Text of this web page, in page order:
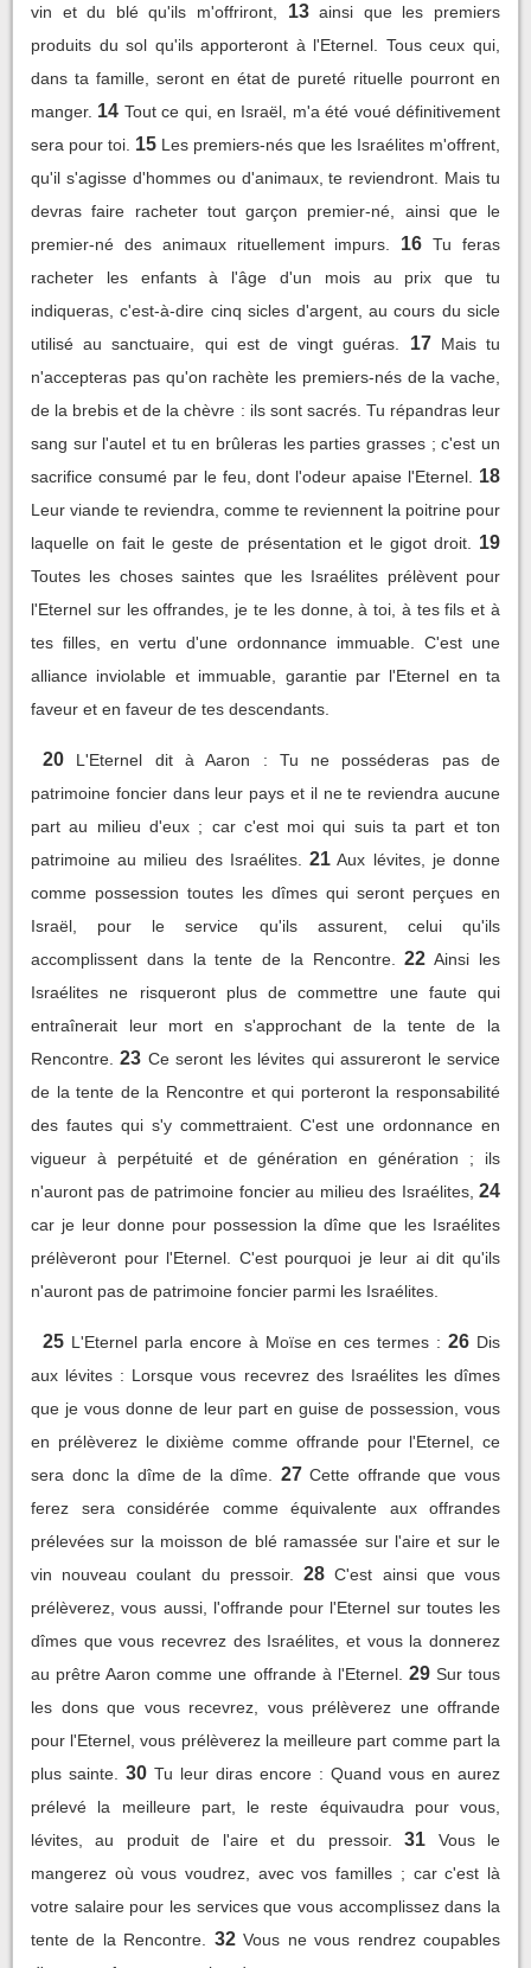
vin et du blé qu'ils m'offriront,
13 ainsi que les premiers
produits du sol qu'ils apporteront à l'Eternel. Tous ceux qui,
dans ta famille, seront en état de pureté rituelle pourront en
manger. 14 Tout ce qui, en Israël, m'a été voué définitivement
sera pour toi. 15 Les premiers-nés que les Israélites m'offrent,
qu'il s'agisse d'hommes ou d'animaux, te reviendront. Mais tu
devras faire racheter tout garçon premier-né, ainsi que le
premier-né des animaux rituellement impurs.
16 Tu feras
racheter les enfants à l'âge d'un mois au prix que tu
indiqueras, c'est-à-dire cinq sicles d'argent, au cours du sicle
utilisé au sanctuaire, qui est de vingt guéras.
17 Mais tu
n'accepteras pas qu'on rachète les premiers-nés de la vache,
de la brebis et de la chèvre : ils sont sacrés. Tu répandras leur
sang sur l'autel et tu en brûleras les parties grasses ; c'est un
sacrifice consumé par le feu, dont l'odeur apaise l'Eternel.
18
Leur viande te reviendra, comme te reviennent la poitrine pour
laquelle on fait le geste de présentation et le gigot droit.
19
Toutes les choses saintes que les Israélites prélèvent pour
l'Eternel sur les offrandes, je te les donne, à toi, à tes fils et à
tes filles, en vertu d'une ordonnance immuable. C'est une
alliance inviolable et immuable, garantie par l'Eternel en ta
faveur et en faveur de tes descendants.
20
L'Eternel dit à Aaron : Tu ne posséderas pas de
patrimoine foncier dans leur pays et il ne te reviendra aucune
part au milieu d'eux ; car c'est moi qui suis ta part et ton
patrimoine au milieu des Israélites.
21 Aux lévites, je donne
comme possession toutes les dîmes qui seront perçues en
Israël, pour le service qu'ils assurent, celui qu'ils
accomplissent dans la tente de la Rencontre.
22 Ainsi les
Israélites ne risqueront plus de commettre une faute qui
entraînerait leur mort en s'approchant de la tente de la
Rencontre. 23 Ce seront les lévites qui assureront le service
de la tente de la Rencontre et qui porteront la responsabilité
des fautes qui s'y commettraient. C'est une ordonnance en
vigueur à perpétuité et de génération en génération ; ils
n'auront pas de patrimoine foncier au milieu des Israélites, 24
car je leur donne pour possession la dîme que les Israélites
prélèveront pour l'Eternel. C'est pourquoi je leur ai dit qu'ils
n'auront pas de patrimoine foncier parmi les Israélites.
25 L'Eternel parla encore à Moïse en ces termes : 26 Dis
aux lévites : Lorsque vous recevrez des Israélites les dîmes
que je vous donne de leur part en guise de possession, vous
en prélèverez le dixième comme offrande pour l'Eternel, ce
sera donc la dîme de la dîme.
27 Cette offrande que vous
ferez sera considérée comme équivalente aux offrandes
prélevées sur la moisson de blé ramassée sur l'aire et sur le
vin nouveau coulant du pressoir.
28 C'est ainsi que vous
prélèverez, vous aussi, l'offrande pour l'Eternel sur toutes les
dîmes que vous recevrez des Israélites, et vous la donnerez
au prêtre Aaron comme une offrande à l'Eternel. 29 Sur tous
les dons que vous recevrez, vous prélèverez une offrande
pour l'Eternel, vous prélèverez la meilleure part comme part la
plus sainte.
30 Tu leur diras encore : Quand vous en aurez
prélevé la meilleure part, le reste équivaudra pour vous,
lévites, au produit de l'aire et du pressoir.
31
Vous le
mangerez où vous voudrez, avec vos familles ; car c'est là
votre salaire pour les services que vous accomplissez dans la
tente de la Rencontre.
32 Vous ne vous rendrez coupables